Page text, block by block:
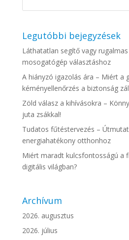
Legutóbbi bejegyzések
Láthatatlan segítő vagy
mosogatógép választáshoz
A hiányzó igazolás ára – Miért a
kéményellenőrzés a biztonság
Zöld válasz a kihívásokra –
juta zsákkal!
Tudatos fűtéstervezés –
energiahatékony otthonhoz
Miért maradt kulcsfontosságú a
digitális világban?
Archívum
2026. augusztus
2026. július